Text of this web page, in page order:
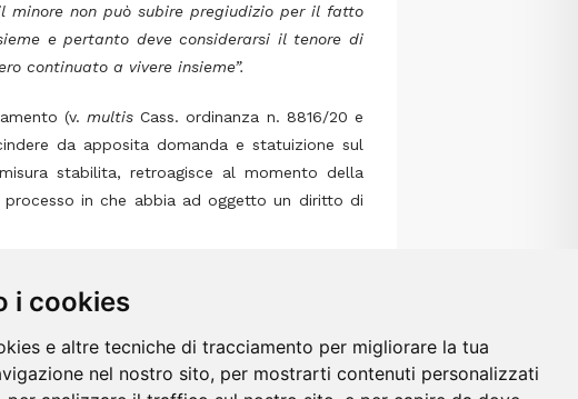
i cookies
e altre tecniche di tracciamento per migliorare la tua
nel nostro sito, per mostrarti contenuti personalizzati
minore non può subire pregiudizio per il fatto
e pertanto deve considerarsi il tenore di
continuato a vivere insieme”.
(v. multisCass. ordinanza n. 8816/20 e
da apposita domanda e statuizione sul
stabilita, retroagisce al momento della
in che abbia ad oggetto un diritto di